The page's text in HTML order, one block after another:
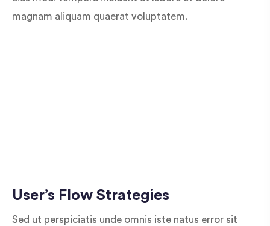
magnam aliquam quaerat voluptatem.
User’s Flow Strategies
Sed ut perspiciatis unde omnis iste natus error sit